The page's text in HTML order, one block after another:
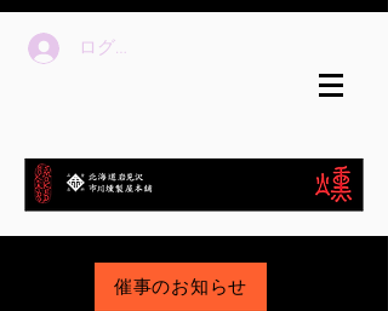
ログイン
催事のお知らせ